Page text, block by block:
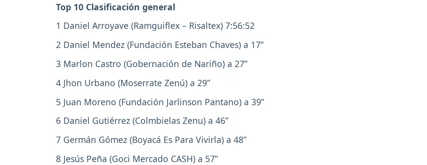
Top 10 Clasificación general
1 Daniel Arroyave (Ramguiflex – Risaltex) 7:56:52
2 Daniel Mendez (Fundación Esteban Chaves) a 17”
3 Marlon Castro (Gobernación de Nariño) a 27”
4 Jhon Urbano (Moserrate Zenú) a 29”
5 Juan Moreno (Fundación Jarlinson Pantano) a 39”
6 Daniel Gutiérrez (Colmbielas Zenu) a 46”
7 Germán Gómez (Boyacá Es Para Vivirla) a 48”
8 Jesús Peña (Goci Mercado CASH) a 57”